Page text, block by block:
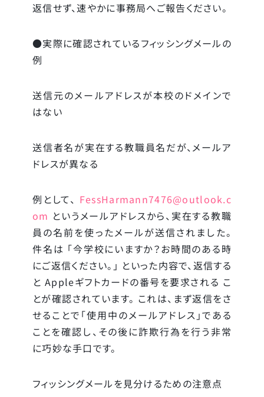
返信せず、速やかに事務局へご報告ください。
●実際に確認されているフィッシングメールの
例
送信元のメールアドレスが本校のドメインで
はない
送信者名が実在する教職員名だが、メールア
ドレスが異なる
例として、 FessHarmann7476@outlook.c
om というメールアドレスから、実在する教職
員の名前を使ったメールが送信されました。
件名は 「今学校にいますか？お時間のある時
にご返信ください。」 といった内容で、返信する
と Appleギフトカードの番号を要求される こ
とが確認されています。 これは、まず返信をさ
せることで「使用中のメールアドレス」である
ことを確認し、その後に詐欺行為を行う非常
に巧妙な手口です。
フィッシングメールを見分けるための注意点